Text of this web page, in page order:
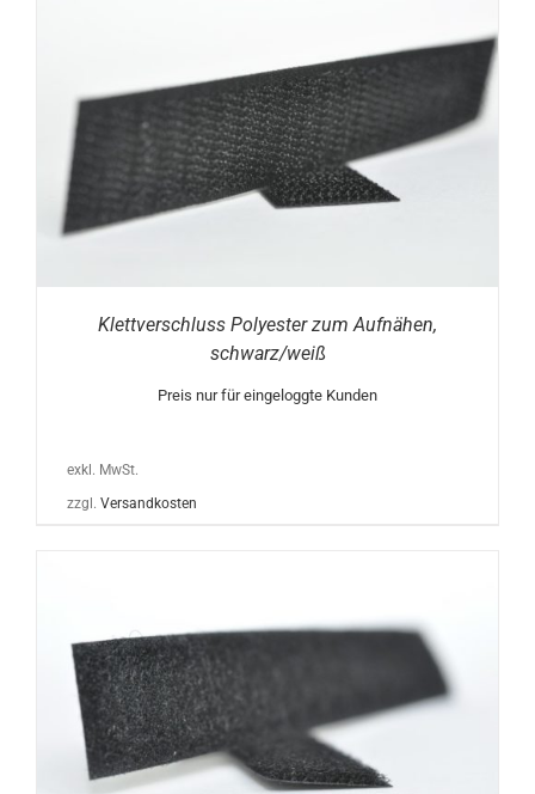
Klettverschluss Polyester zum Aufnähen,
schwarz/weiß
Preis nur für eingeloggte Kunden
exkl. MwSt.
zzgl. Versandkosten